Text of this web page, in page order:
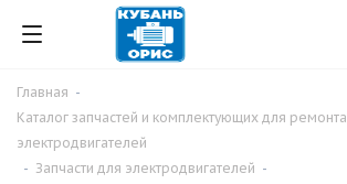
Главная -
Каталог запчастей и комплектующих для ремонта
электродвигателей
- Запчасти для электродвигателей -